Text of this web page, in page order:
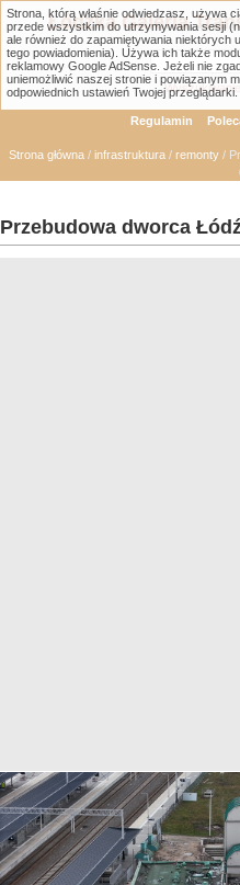
Łódzka Galeria
Regulamin
Strona główna / infrastruktura / remonty /
Przebudowa dworca
Strona, którą właśnie odwiedzasz, używa
przede wszystkim do utrzymywania sesji
ale również do zapamiętywania niektórych
tego powiadomienia). Używa ich także
reklamowy Google AdSense. Jeżeli nie
uniemożliwić naszej stronie i powiązanym
odpowiednich ustawień Twojej przeglądarki.